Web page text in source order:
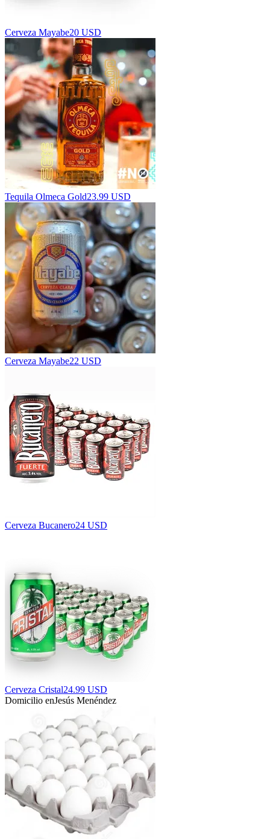
Cerveza Mayabe20 USD
Tequila Olmeca Gold23.99 USD
Cerveza Mayabe22 USD
Cerveza Bucanero24 USD
Cerveza Cristal24.99 USD
Domicilio enJesús Menéndez